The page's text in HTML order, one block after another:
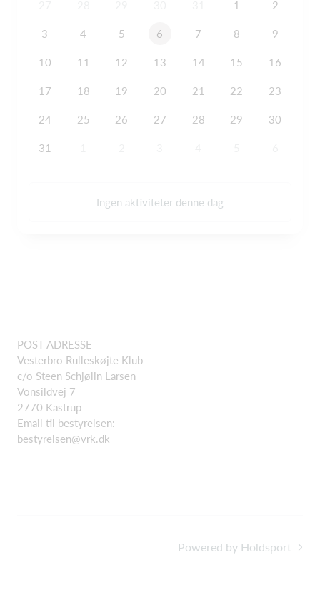
1 2
3 4 5 6 7 8 9
10 11 12 13 14 15 16
17 18 19 20 21 22 23
24 25 26 27 28 29 30
31
Ingen aktiviteter denne dag
POST ADRESSE
Vesterbro Rulleskøjte Klub
c/o Steen Schjølin Larsen
Vonsildvej 7
2770 Kastrup
Email til bestyrelsen:
bestyrelsen@vrk.dk
Powered by Holdsport